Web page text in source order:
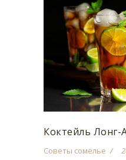
Коктейль Лонг-
Советы сомелье